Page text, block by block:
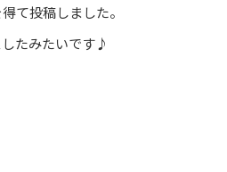
て投稿しました。
たみたいです♪